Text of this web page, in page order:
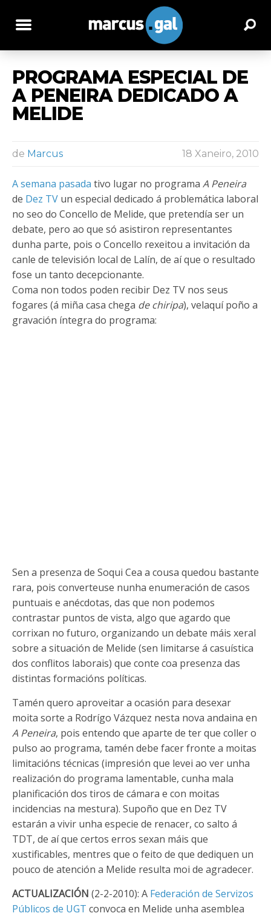
PROGRAMA ESPECIAL DE
A PENEIRA DEDICADO A
MELIDE
de Marcus 18 Xaneiro, 2010
A semana pasada tivo lugar no programa A Peneira
de Dez TV un especial dedicado á problemática laboral
no seo do Concello de Melide, que pretendía ser un
debate, pero ao que só asistiron representantes
dunha parte, pois o Concello rexeitou a invitación da
canle de televisión local de Lalín, de aí que o resultado
fose un tanto decepcionante.
Coma non todos poden recibir Dez TV nos seus
fogares (á miña casa chega de chiripa), velaquí poño a
gravación íntegra do programa:
Sen a presenza de Soqui Cea a cousa quedou bastante
rara, pois converteuse nunha enumeración de casos
puntuais e anécdotas, das que non podemos
contrastar puntos de vista, algo que agardo que
corrixan no futuro, organizando un debate máis xeral
sobre a situación de Melide (sen limitarse á casuística
dos conflitos laborais) que conte coa presenza das
distintas formacións políticas.
Tamén quero aproveitar a ocasión para desexar
moita sorte a Rodrígo Vázquez nesta nova andaina en
A Peneira, pois entendo que aparte de ter que coller o
pulso ao programa, tamén debe facer fronte a moitas
limitacións técnicas (impresión que levei ao ver unha
realización do programa lamentable, cunha mala
planificación dos tiros de cámara e con moitas
incidencias na mestura). Supoño que en Dez TV
estarán a vivir unha especie de renacer, co salto á
TDT, de aí que certos erros sexan máis que
xustificables, mentres que o feito de que dediquen un
pouco de atención a Melide resulta moi de agradecer.
ACTUALIZACIÓN (2-2-2010): A Federación de Servizos
Públicos de UGT convoca en Melide unha asemblea